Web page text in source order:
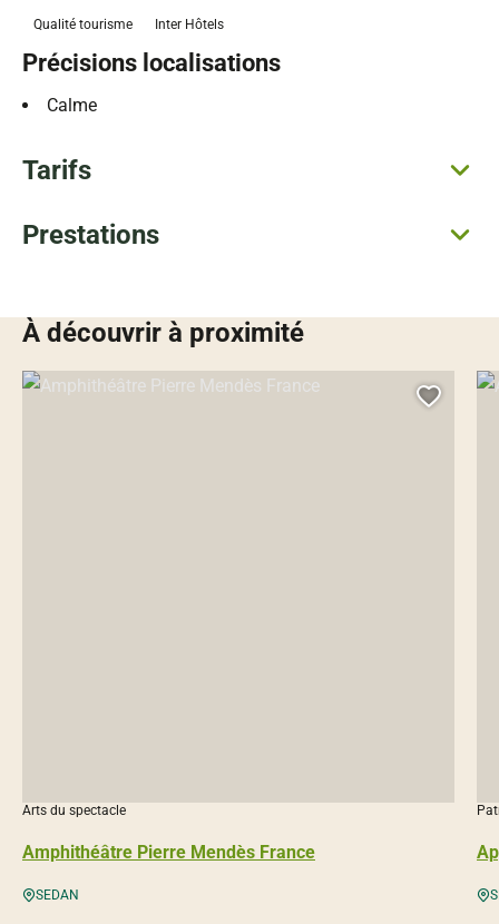
Qualité tourisme Inter Hôtels
Précisions localisations
Calme
Tarifs
Prestations
À découvrir à proximité
Amphithéâtre Pierre Mendès France
Arts du spectacle
SEDAN
Amphithéâtre Pierre Mendès France, © Droits gérés – Pixabay